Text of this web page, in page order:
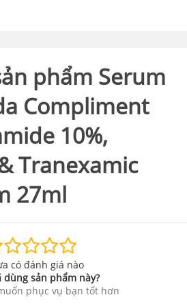
phẩm Serum
Compliment
10%,
Tranexamic
27ml
có đánh giá nào
dùng sản phẩm này?
phục vụ bạn tốt hơn